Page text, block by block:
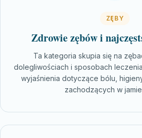
ZĘBY
Zdrowie zębów i
Ta kategoria skupia się na
dolegliwościach i sposobach
wyjaśnienia dotyczące bólu,
zachodzących w